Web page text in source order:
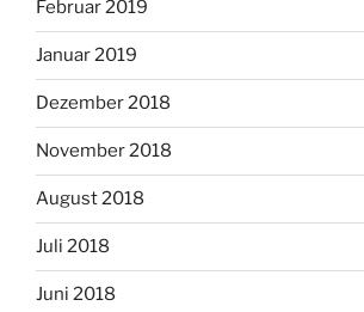
Februar 2019
Januar 2019
Dezember 2018
November 2018
August 2018
Juli 2018
Juni 2018